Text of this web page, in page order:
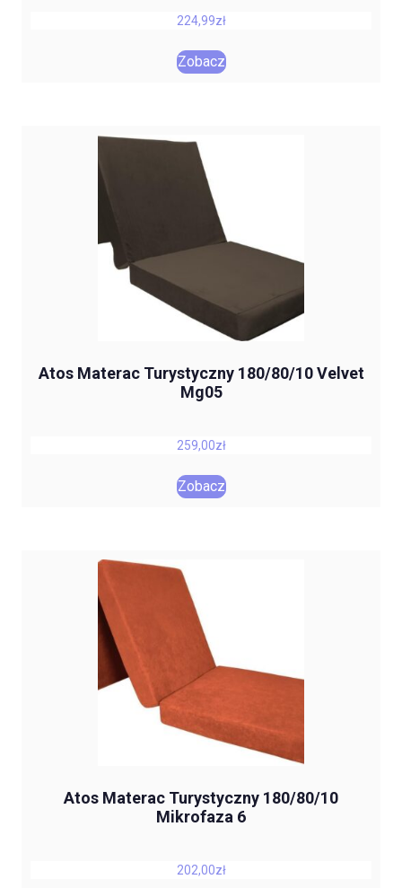
224,99zł
Zobacz
Atos Materac Turystyczny 180/80/10 Velvet
Mg05
259,00zł
Zobacz
Atos Materac Turystyczny 180/80/10
Mikrofaza 6
202,00zł